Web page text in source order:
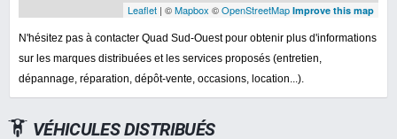
Leaflet | ©Mapbox ©OpenStreetMap Improve this map
N'hésitez pas à contacter Quad Sud-Ouest pour obtenir plus d'informations
sur les marques distribuées et les services proposés (entretien,
dépannage, réparation, dépôt-vente, occasions, location...).
VÉHICULES DISTRIBUÉS